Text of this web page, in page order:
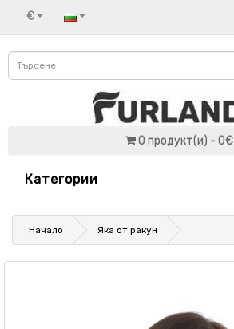
€
0 продукт(и) - 0€
Категории
Начало Яка от ракун